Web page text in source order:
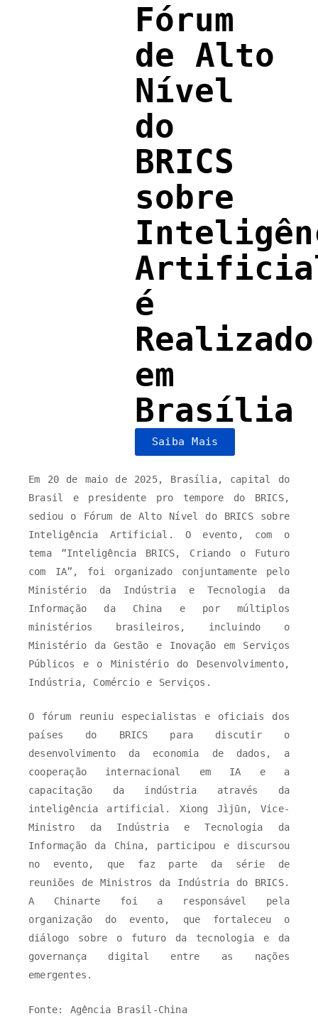
Fórum
de Alto
Nível
do
BRICS
sobre
é
Realizado
em
Brasília
Saiba Mais
Em 20 de maio de 2025, Brasília, capital do
Brasil e presidente pro tempore do BRICS,
sediou o Fórum de Alto Nível do BRICS sobre
Inteligência Artificial. O evento, com o
tema “Inteligência BRICS, Criando o Futuro
com IA”, foi organizado conjuntamente pelo
Ministério da Indústria e Tecnologia da
Informação da China e por múltiplos
ministérios brasileiros, incluindo o
Ministério da Gestão e Inovação em Serviços
Públicos e o Ministério do Desenvolvimento,
Indústria, Comércio e Serviços.
O fórum reuniu especialistas e oficiais dos
países do BRICS para discutir o
desenvolvimento da economia de dados, a
cooperação internacional em IA e a
capacitação da indústria através da
inteligência artificial. Xiong Jìjūn, Vice-
Ministro da Indústria e Tecnologia da
Informação da China, participou e discursou
no evento, que faz parte da série de
reuniões de Ministros da Indústria do BRICS.
A Chinarte foi a responsável pela
organização do evento, que fortaleceu o
diálogo sobre o futuro da tecnologia e da
governança digital entre as nações
emergentes.
Fonte: Agência Brasil-China